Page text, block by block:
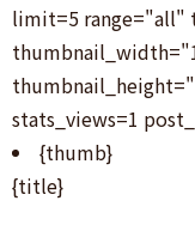
limit=5 range="all"
stats_views=1
{thumb}
{title}